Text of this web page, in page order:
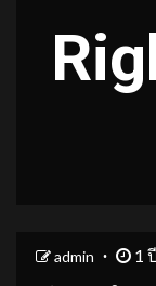
admin 1